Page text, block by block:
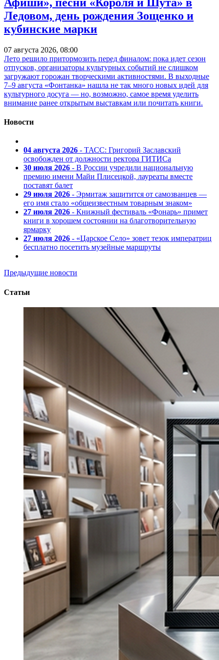
Ледовом, день рождения Зощенко и
кубинские марки
07 августа 2026, 08:00
Лето решило притормозить перед финалом: пока идет сезон
отпусков, организаторы культурных событий не слишком
загружают горожан творческими активностями. В выходные
7–9 августа «Фонтанка» нашла не так много новых идей для
культурного досуга — но, возможно, самое время уделить
внимание ранее открытым выставкам или почитать книги.
Новости
04 августа 2026 - ТАСС: Григорий Заславский
освобожден от должности ректора ГИТИСа
30 июля 2026 - В России учредили национальную
премию имени Майи Плисецкой, лауреаты вместе
поставят балет
29 июля 2026 - Эрмитаж защитится от самозванцев —
его имя стало «общеизвестным товарным знаком»
27 июля 2026 - Книжный фестиваль «Фонарь» примет
книги в хорошем состоянии на благотворительную
ярмарку
27 июля 2026 - «Царское Село» зовет тезок императриц
бесплатно посетить музейные маршруты
Предыдущие новости
Статьи